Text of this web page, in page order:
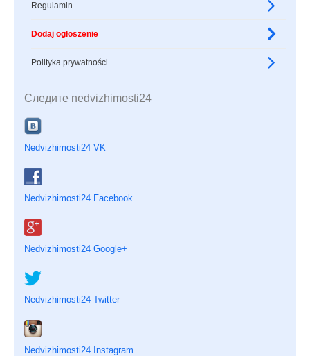
Regulamin
Dodaj ogłoszenie
Polityka prywatności
Следите nedvizhimosti24
Nedvizhimosti24 VK
Nedvizhimosti24 Facebook
Nedvizhimosti24 Google+
Nedvizhimosti24 Twitter
Nedvizhimosti24 Instagram